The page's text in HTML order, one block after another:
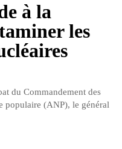
à la
les
du Commandement des
populaire (ANP), le général